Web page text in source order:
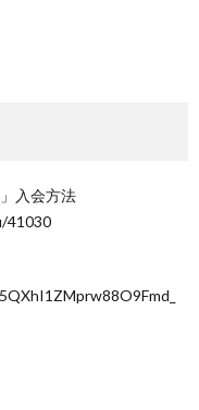
入会方法
41030